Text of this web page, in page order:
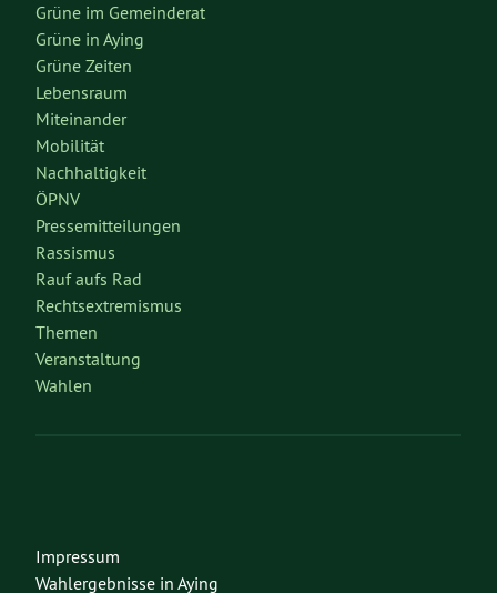
Grüne im Gemeinderat
Grüne in Aying
Grüne Zeiten
Lebensraum
Miteinander
Mobilität
Nachhaltigkeit
ÖPNV
Pressemitteilungen
Rassismus
Rauf aufs Rad
Rechtsextremismus
Themen
Veranstaltung
Wahlen
Impressum
Wahlergebnisse in Aying